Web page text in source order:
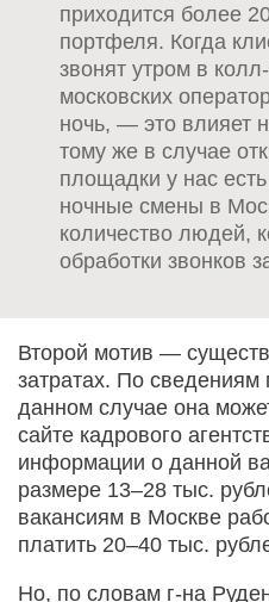
приходится более
портфеля. Когда
звонят утром в
московских
ночь, — это влияет
тому же в случае
площадки у нас
ночные смены в
количество людей,
обработки звонков
Второй мотив —
затратах. По
данном случае она
сайте кадрового
информации о данной
размере 13–28 тыс.
вакансиям в Москве
платить 20–40 тыс.
Но, по словам г-на